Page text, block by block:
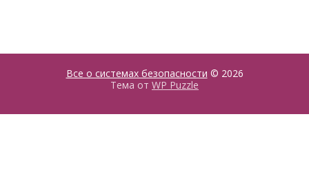
Все о системах безопасности © 2026
Тема от WP Puzzle